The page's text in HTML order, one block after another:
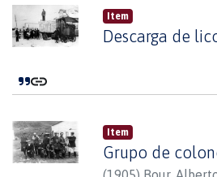
Item
Descarga de
Item
Grupo de